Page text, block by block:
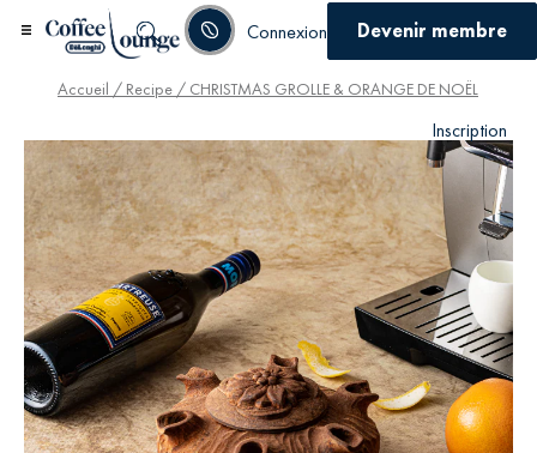
Connexion Devenir membre
Inscription
Accueil / Recipe / CHRISTMAS GROLLE & ORANGE DE NOËL